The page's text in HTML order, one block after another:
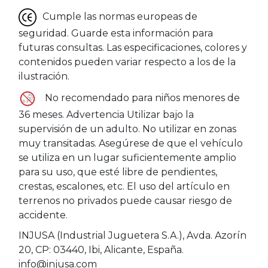
Cumple las normas europeas de
seguridad. Guarde esta información para
futuras consultas. Las especificaciones, colores y
contenidos pueden variar respecto a los de la
ilustración.
No recomendado para niños menores de
36 meses. Advertencia Utilizar bajo la
supervisión de un adulto. No utilizar en zonas
muy transitadas. Asegúrese de que el vehículo
se utiliza en un lugar suficientemente amplio
para su uso, que esté libre de pendientes,
crestas, escalones, etc. El uso del artículo en
terrenos no privados puede causar riesgo de
accidente.
INJUSA (Industrial Juguetera S.A.), Avda. Azorín
20, CP: 03440, Ibi, Alicante, España.
info@injusa.com